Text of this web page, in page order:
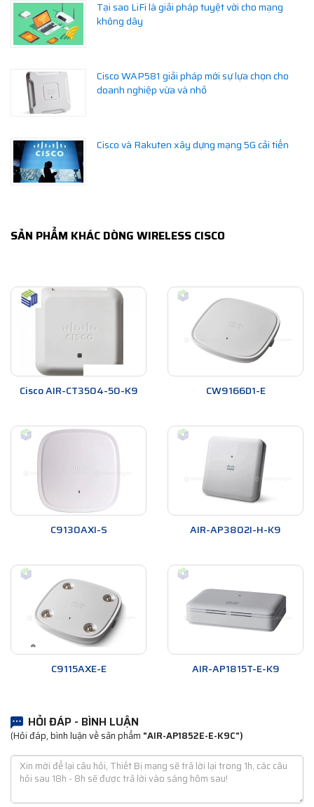
Tại sao LiFi là giải pháp tuyệt vời cho mạng
không dây
Cisco WAP581 giải pháp mới sự lựa chọn cho
doanh nghiệp vừa và nhỏ
Cisco và Rakuten xây dựng mạng 5G cải tiến
SẢN PHẨM KHÁC DÒNG WIRELESS CISCO
Cisco AIR-CT3504-50-K9 CW9166D1-E
C9130AXI-S AIR-AP3802I-H-K9
C9115AXE-E AIR-AP1815T-E-K9
HỎI ĐÁP - BÌNH LUẬN
(Hỏi đáp, bình luận về sản phẩm "AIR-AP1852E-E-K9C")